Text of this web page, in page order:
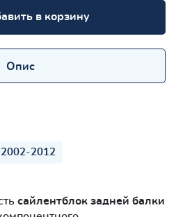
в корзину
Опис
2012
сайлентблок задней балки